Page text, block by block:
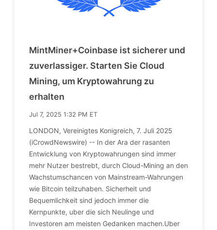
MintMiner+Coinbase ist sicherer und
zuverlassiger. Starten Sie Cloud
Mining, um Kryptowahrung zu
erhalten
Jul 7, 2025 1:32 PM ET
LONDON, Vereinigtes Konigreich, 7. Juli 2025
(iCrowdNewswire) -- In der Ara der rasanten
Entwicklung von Kryptowahrungen sind immer
mehr Nutzer bestrebt, durch Cloud-Mining an den
Wachstumschancen von Mainstream-Wahrungen
wie Bitcoin teilzuhaben. Sicherheit und
Bequemlichkeit sind jedoch immer die
Kernpunkte, uber die sich Neulinge und
Investoren am meisten Gedanken machen.Uber